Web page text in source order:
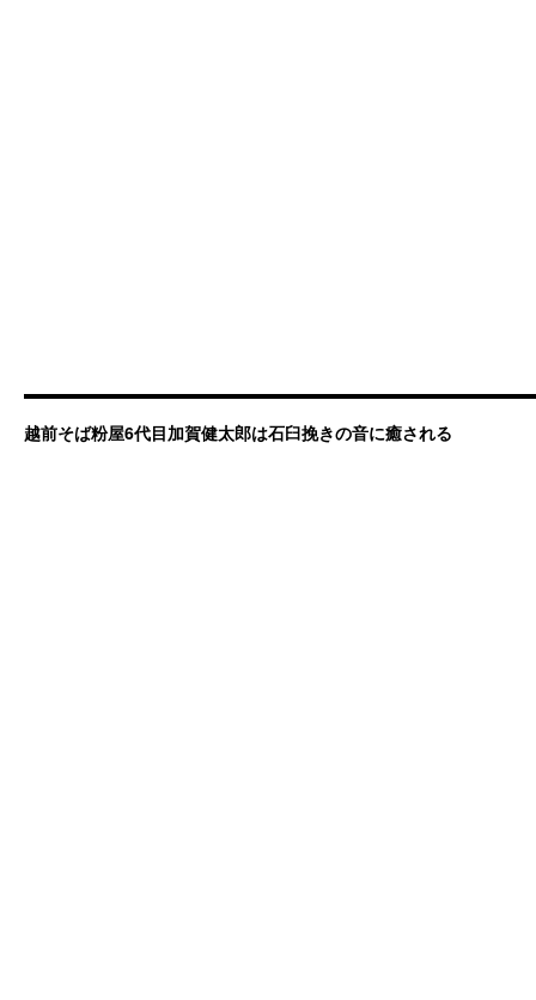
越前そば粉屋6代目加賀健太郎は石臼挽きの音に癒される